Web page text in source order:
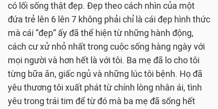
có lối sống thật đẹp. Đẹp theo cách nhìn của một
đứa trẻ lên 6 lên 7 không phải chỉ là cái đẹp hình thức
mà cái “đẹp” ấy đã thể hiện từ những hành động,
cách cư xử nhỏ nhất trong cuộc sống hàng ngày với
mọi người và hơn hết là với tôi. Ba mẹ đã lo cho tôi
từng bữa ăn, giấc ngủ và những lúc tôi bệnh. Họ đã
yêu thương tôi xuất phát từ chính lòng nhân ái, tình
yêu trong trái tim để từ đó mà ba mẹ đã sống hết